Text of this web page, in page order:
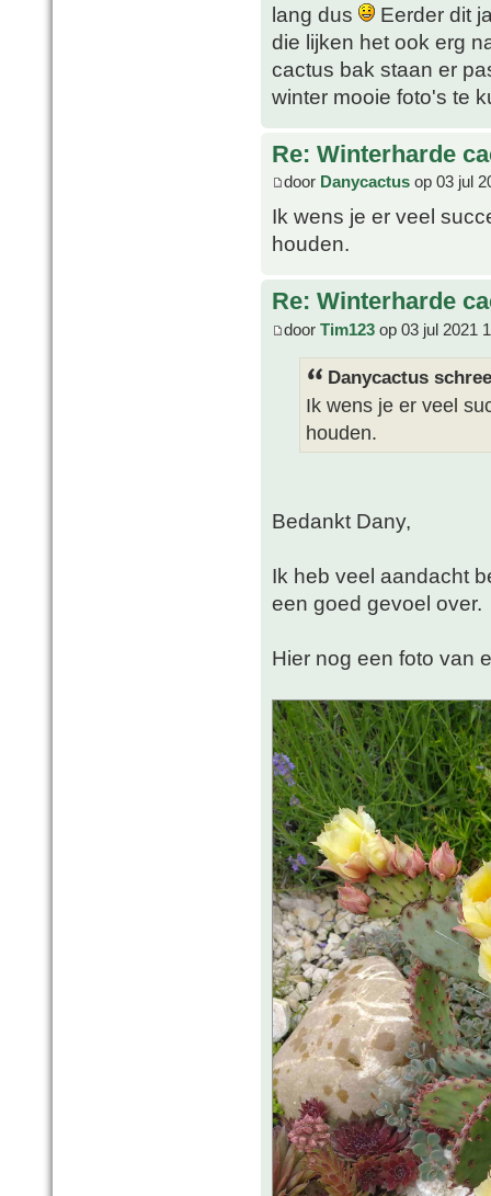
lang dus
Eerder dit
die lijken het ook erg
cactus bak staan er
winter mooie foto's te
Re: Winterharde
door Danycactus op 03 jul
Ik wens je er veel
houden.
Re: Winterharde
door Tim123 op 03 jul 2021
Danycactus
Ik wens je er veel
houden.
Bedankt Dany,
Ik heb veel aandacht
een goed gevoel over.
Hier nog een foto van